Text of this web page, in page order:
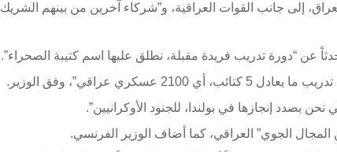
إلى جانب القوات العراقية، و”شركاء آخرين من بينهم الشريك
عن “دورة تدريب فريدة مقبلة، نطلق عليها اسم كتيبة الصحراء”.
بصدد إنجازها في بولندا، للجنود الأوكرانيين”.
الجوي” العراقي، كما أضاف الوزير الفرنسي.